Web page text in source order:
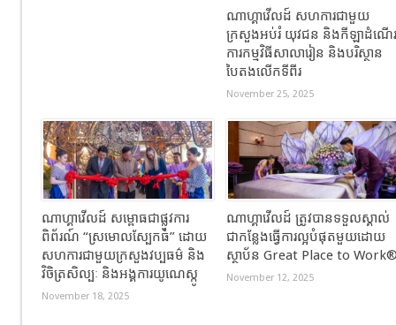
ណាហ្គាវើលដ៍ សហការជាមួយ
ក្រសួងអប់រំ យុវជន និងកីឡាដំណើរ
ការកម្មវិធីសាលារៀន និងបរិស្ថាន
បៃតងលើកទីពីរ
November 25, 2025
ណាហ្គាវើលដ៍ សម្ពោធជាផ្លូវការ
ពិព័រណ៍ “ស្រមោលស្បែកធំ” ដោយ
សហការជាមួយក្រសួងវប្បធម៌ និង
វិចិត្រសិល្បៈ និងអង្គការយូណេស្កូ
November 18, 2025
ណាហ្គាវើលដ៍ ត្រូវបានទទួលស្គាល់
ជាកន្លែងធ្វើការល្អបំផុតមួយដោយ
ស្ថាប័ន Great Place to
November 12, 2025